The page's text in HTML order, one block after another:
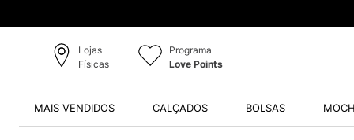
Lojas
Físicas
Programa
Love Points
MAIS VENDIDOS CALÇADOS BOLSAS